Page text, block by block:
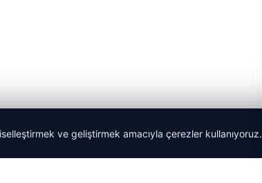
ve geliştirmek amacıyla çerezler kullanıyoruz.